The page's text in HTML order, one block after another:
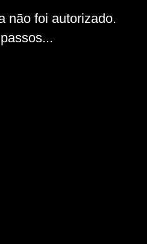
não foi autorizado.